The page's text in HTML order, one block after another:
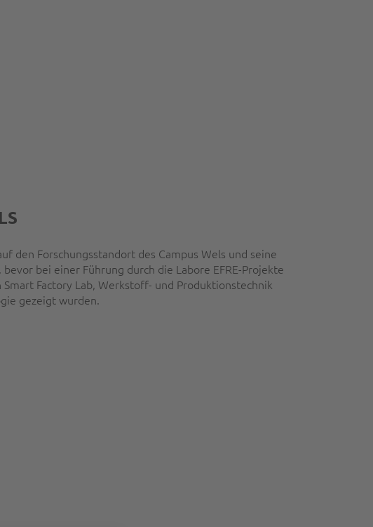
den Forschungsstandort des Campus Wels und seine
bei einer Führung durch die Labore EFRE-Projekte
Smart Factory Lab, Werkstoff- und Produktionstechnik
gezeigt wurden.